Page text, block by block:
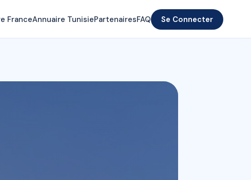
FranceAnnuaire TunisiePartenairesFAQ Se Connecter